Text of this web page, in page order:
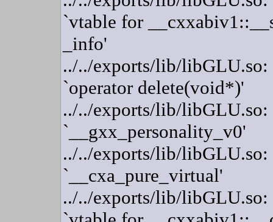
`vtable for
_info'
../../exports/lib/libGLU.so:
`operator delete(void*)'
../../exports/lib/libGLU.so:
`__gxx_personality_v0'
../../exports/lib/libGLU.so:
`__cxa_pure_virtual'
../../exports/lib/libGLU.so: